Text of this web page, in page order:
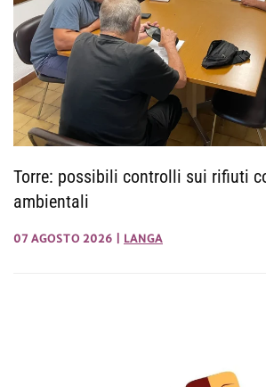
Torre: possibili controlli sui rifiuti
ambientali
07 AGOSTO 2026 LANGA